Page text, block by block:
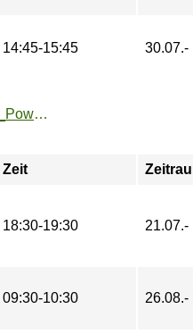
14:45-15:45 30.07.-
https://www.fu-sport.de/angebote/aktueller_zeitraum/_Pilates__und__Power.html
Zeit
18:30-19:30 21.07.-
09:30-10:30 26.08.-